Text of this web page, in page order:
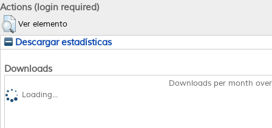
Actions (login required)
Ver elemento
Descargar estadísticas
Downloads
Downloads per month
Loading...